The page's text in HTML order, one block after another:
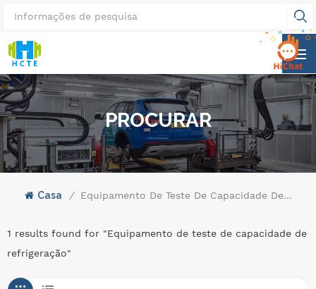
PROCURAR
Casa / Equipamento De Teste De Capacidade De Refrigeração
1 results found for "Equipamento de teste de capacidade de
refrigeração"